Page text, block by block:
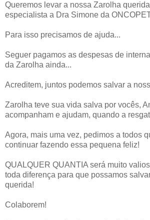
Queremos levar a nossa Zarolha
especialista a Dra Simone da
Para isso precisamos de ajuda...
Seguer pagamos as despesas de
da Zarolha ainda...
Acreditem, juntos podemos salvar a
Zarolha teve sua vida salva por vocês,
acompanham e ajudam, quando a
Agora, mais uma vez, pedimos a todos
continuar fazendo essa pequena feliz!
QUALQUER QUANTIA será muito
toda diferença para que possamos
querida!
Colaborem!